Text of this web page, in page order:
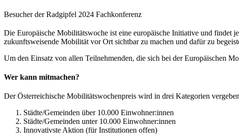
Besucher der Radgipfel 2024 Fachkonferenz
Die Europäische Mobilitätswoche ist eine europäische Initiative und findet
zukunftsweisende Mobilität vor Ort sichtbar zu machen und dafür zu
Um den Einsatz von allen Teilnehmenden, die sich bei der Europäischen
Wer kann mitmachen?
Der Österreichische Mobilitätswochenpreis wird in drei Kategorien
Städte/Gemeinden über 10.000 Einwohner:innen
Städte/Gemeinden unter 10.000 Einwohner:innen
Innovativste Aktion (für Institutionen offen)